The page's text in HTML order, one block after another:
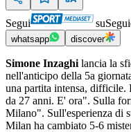
Segui su
whatsapp discover
Simone Inzaghi lancia la
nell'anticipo della 5a
una partita intensa,
da 27 anni. E' ora". Sulla
Milano". Sull'esperienza di
Milan ha cambiato 5-6